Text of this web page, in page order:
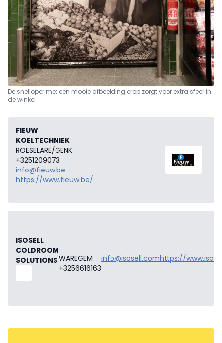
De snelloper met een mooie afbeelding erop zorgt voor extra sfeer in
de winkel
FIEUW
KOELTECHNIEK
ROESELARE/GENK
+3251209073
info@fieuw.be
https://www.fieuw.be/
ISOSELL
COLDROOM
SOLUTIONSWAREGEM
+3256616163
info@isosell.comhttps://